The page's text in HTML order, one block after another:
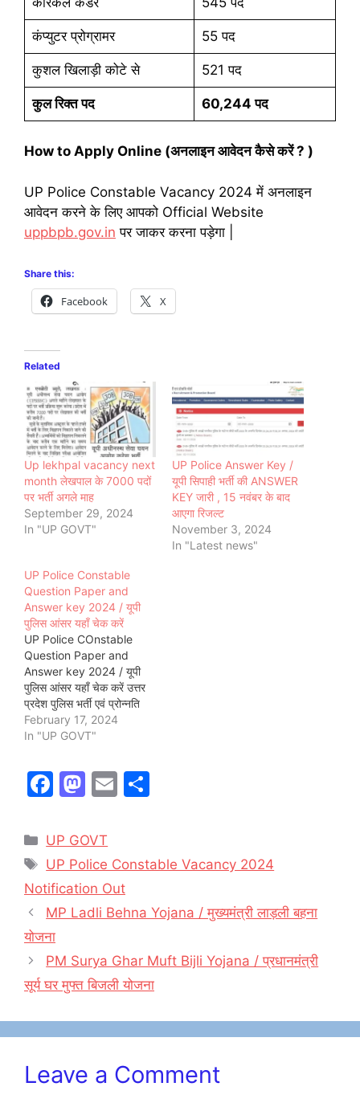
कंप्युटर प्रोग्रामर 55 पद
कुशल खिलाड़ी कोटे से 521 पद
कुल रिक्त पद 60,244 पद
How to Apply Online (अनलाइन आवेदन कैसे करें ? )
UP Police Constable Vacancy 2024 में अनलाइन
आवेदन करने के लिए आपको Official Website
uppbpb.gov.in पर जाकर करना पड़ेगा |
Share this:
Facebook X
Related
Up lekhpal vacancy next
month लेखपाल के 7000 पदों
पर भर्ती अगले माह
September 29, 2024
In "UP GOVT"
UP Police Answer Key /
यूपी सिपाही भर्ती की ANSWER
KEY जारी , 15 नवंबर के बाद
आएगा रिजल्ट
November 3, 2024
In "Latest news"
UP Police Constable
Question Paper and
Answer key 2024 / यूपी
पुलिस आंसर यहाँ चेक करें
UP Police COnstable
Question Paper and
Answer key 2024 / यूपी
पुलिस आंसर यहाँ चेक करें उत्तर
प्रदेश पुलिस भर्ती एवं प्रोन्नति
बोर्ड द्वारा दिनांक 17 और 18
फरवरी को चार पालियों में यूपी
परीक्षा में लगभग 48…
February 17, 2024
In "UP GOVT"
F
c
e
b
o
o
k
M
st
o
d
o
E
l
e
Categories
UP GOVT
Tags
UP Police Constable Vacancy 2024
Notification Out
MP Ladli Behna Yojana / मुख्यमंत्री लाड़ली बहना
योजना
PM Surya Ghar Muft Bijli Yojana / प्रधानमंत्री
सूर्य घर मुफ्त बिजली योजना
Leave a Comment